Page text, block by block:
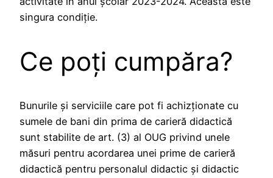
singura condiție.
Ce poți cumpăra?
Bunurile și serviciile care pot fi achizționate cu
sumele de bani din prima de carieră didactică
sunt stabilite de art. (3) al OUG privind unele
măsuri pentru acordarea unei prime de carieră
didactică pentru personalul didactic și didactic